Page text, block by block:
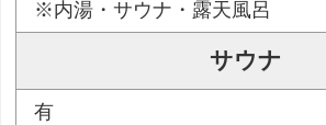
※内湯・サウナ・露天風呂
サウナ
有